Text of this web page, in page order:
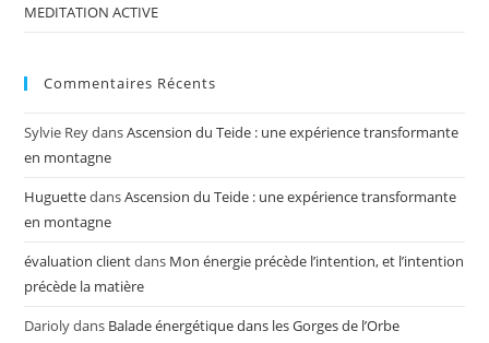
MEDITATION ACTIVE
Commentaires Récents
Sylvie ReydansAscension du Teide : une expérience transformante
en montagne
HuguettedansAscension du Teide : une expérience transformante
en montagne
évaluation clientdans Mon énergie précède l’intention, et l’intention
précède la matière
Dariolydans Balade énergétique dans les Gorges de l’Orbe